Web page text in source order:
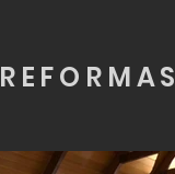
REFORMAS